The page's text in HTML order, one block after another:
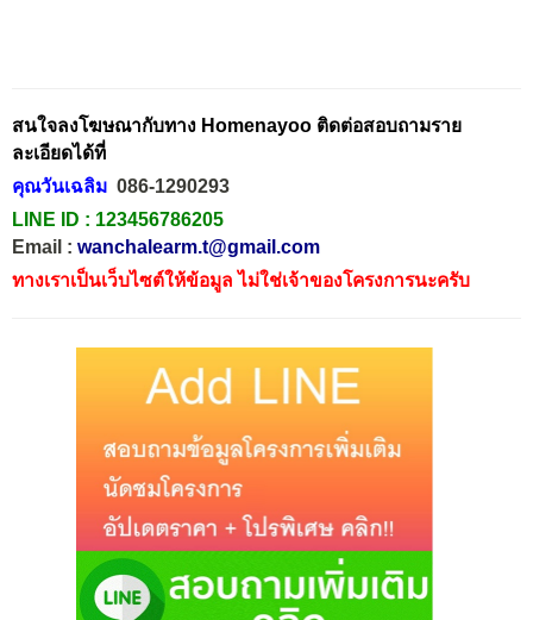
สนใจลงโฆษณากับทาง Homenayoo ติดต่อสอบถามราย
ละเอียดได้ที่
คุณวันเฉลิม 086-1290293
LINE ID : 123456786205
Email : wanchalearm.t@gmail.com
ทางเราเป็นเว็บไซต์ให้ข้อมูล ไม่ใช่เจ้าของโครงการนะครับ